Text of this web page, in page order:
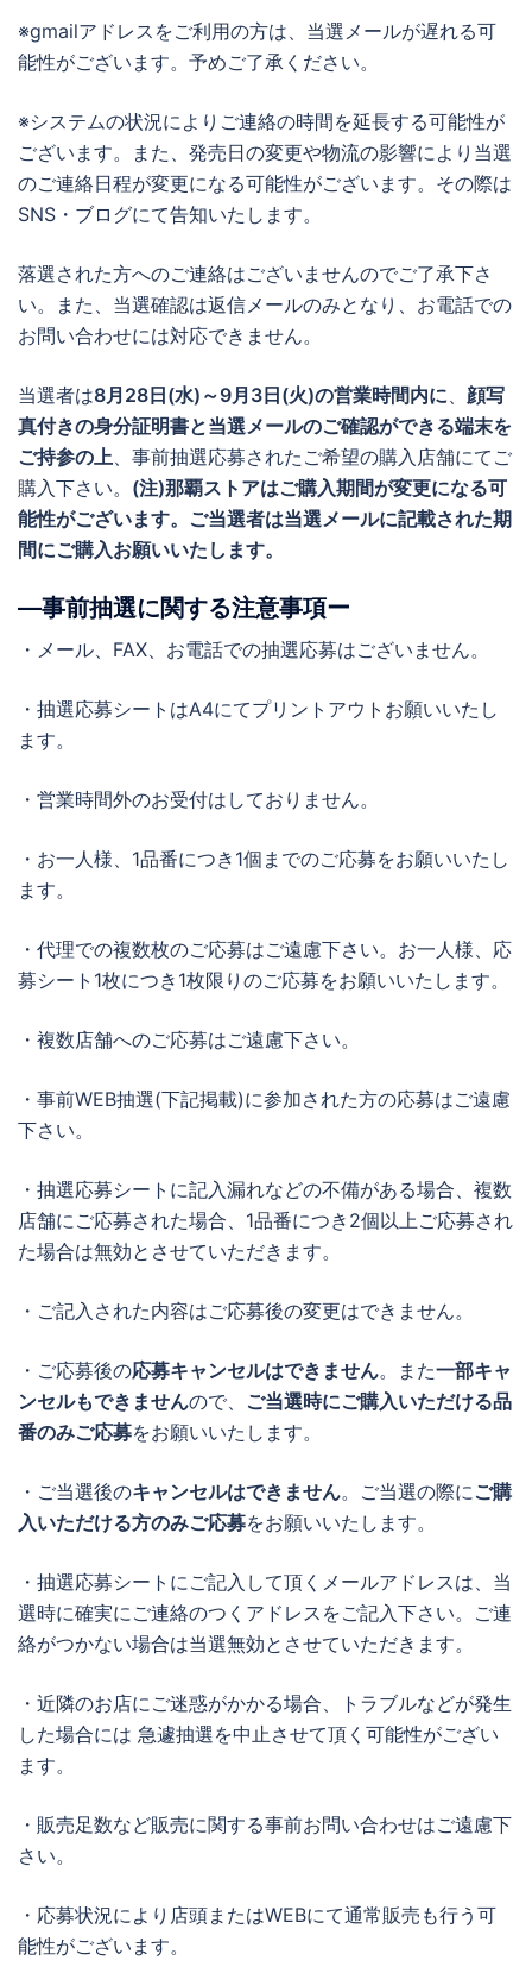
※gmailアドレスをご利用の方は、当選メールが遅れる可
能性がございます。予めご了承ください。
※システムの状況によりご連絡の時間を延長する可能性が
ございます。また、発売日の変更や物流の影響により当選
のご連絡日程が変更になる可能性がございます。その際は
SNS・ブログにて告知いたします。
落選された方へのご連絡はございませんのでご了承下さ
い。また、当選確認は返信メールのみとなり、お電話での
お問い合わせには対応できません。
当選者は8月28日(水)～9月3日(火)の営業時間内に、 顔写
真付きの身分証明書と当選メールのご確認ができる端末を
ご持参の上、事前抽選応募されたご希望の購入店舗にてご
購入下さい。 (注)那覇ストアはご購入期間が変更になる可
能性がございます。ご当選者は当選メールに記載された期
間にご購入お願いいたします。
―事前抽選に関する注意事項ー
・メール、FAX、お電話での抽選応募はございません。
・抽選応募シートはA4にてプリントアウトお願いいたし
ます。
・営業時間外のお受付はしておりません。
・お一人様、1品番につき1個までのご応募をお願いいたし
ます。
・代理での複数枚のご応募はご遠慮下さい。お一人様、応
募シート1枚につき1枚限りのご応募をお願いいたします。
・複数店舗へのご応募はご遠慮下さい。
・事前WEB抽選(下記掲載)に参加された方の応募はご遠慮
下さい。
・抽選応募シートに記入漏れなどの不備がある場合、複数
店舗にご応募された場合、1品番につき2個以上ご応募され
た場合は無効とさせていただきます。
・ご記入された内容はご応募後の変更はできません。
・ご応募後の応募キャンセルはできません。また一部キャ
ンセルもできませんので、 ご当選時にご購入いただける品
番のみご応募をお願いいたします。
・ご当選後のキャンセルはできません。ご当選の際にご購
入いただける方のみご応募をお願いいたします。
・抽選応募シートにご記入して頂くメールアドレスは、当
選時に確実にご連絡のつくアドレスをご記入下さい。ご連
絡がつかない場合は当選無効とさせていただきます。
・近隣のお店にご迷惑がかかる場合、トラブルなどが発生
した場合には 急遽抽選を中止させて頂く可能性がござい
ます。
・販売足数など販売に関する事前お問い合わせはご遠慮下
さい。
・応募状況により店頭またはWEBにて通常販売も行う可
能性がございます。